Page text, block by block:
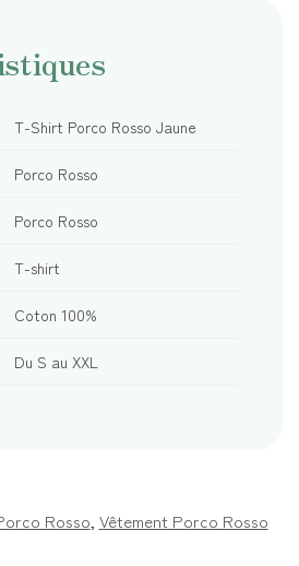
T-Shirt Porco Rosso Jaune
Porco Rosso
Porco Rosso
T-shirt
Coton 100%
Du S au XXL
Rosso, Vêtement Porco Rosso